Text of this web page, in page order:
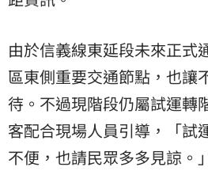
由於信義線東延段未來正式
區東側重要交通節點，也讓
待。不過現階段仍屬試運轉
客配合現場人員引導，「試
不便，也請民眾多多見諒。」